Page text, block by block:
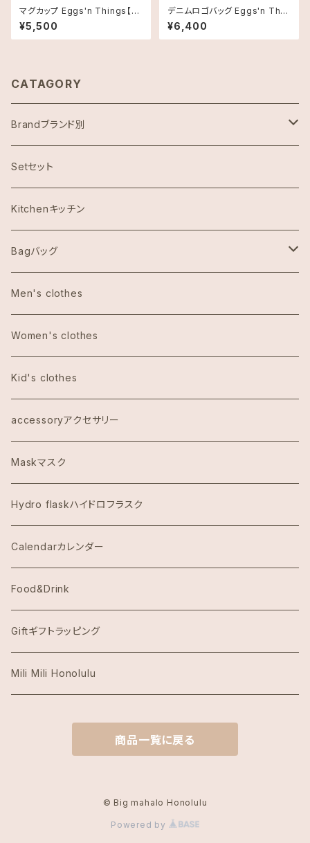
マグカップ Eggs'n Things【エ
ッグスンシングス】 ハワイ 限定
品
¥5,500
デニムロゴバッグ Eggs'n Thin
gs【エッグスンシングス】 ハワイ
限定品
¥6,400
CATAGORY
Brandブランド別
ハワイ限定スヌーピー
Abercrombie & Fitch アバクロンビー
Aulani Disneyアウラニディズニー
Anthoropologieアンソロポロジー
Bath&Body Worksバス＆ボディワークス
Calvin Klein カルバンクライン
COACHコーチ
Dawn to Earth ダウントゥーアース
Dean & DeLuca ディーンアンドデルーカ
Eggs's Things エッグスンシングス
Hawaii Hotel Item
Honolulu Coffeeホノルルコーヒー
Island Slipperアイランドスリッパ
KAI COFFEE カイコーヒー
Kate Spade ケイトスペード
Setセット
Kitchenキッチン
Bagバッグ
tote bag トートバッグ
エコバッグ
Men's clothes
Women's clothes
Kid's clothes
accessoryアクセサリー
Maskマスク
Hydro flaskハイドロフラスク
Calendarカレンダー
Food&Drink
Giftギフトラッピング
Mili Mili Honolulu
商品一覧に戻る
© Big mahalo Honolulu
Powered by